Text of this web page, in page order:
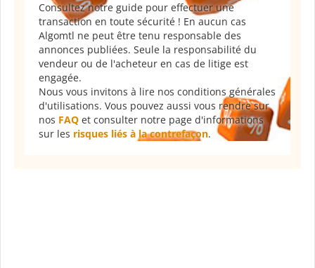
Consultez notre guide pour effectuer une
transaction en toute sécurité ! En aucun cas
Algomtl ne peut être tenu responsable des
annonces publiées. Seule la responsabilité du
vendeur ou de l'acheteur en cas de litige est
engagée.
Nous vous invitons à lire nos conditions générales
d'utilisations. Vous pouvez aussi vous rendre sur
nos FAQ et consulter notre page d'informations
sur les risques liés à la contrefaçon.